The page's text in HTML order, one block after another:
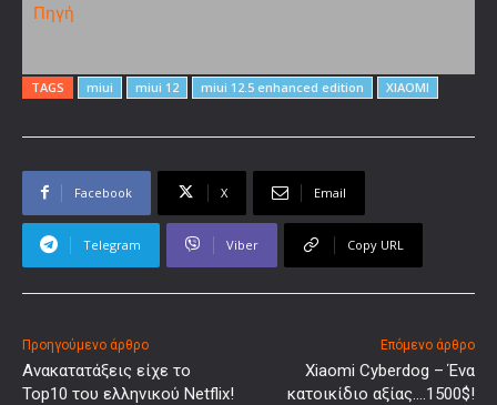
Πηγή
TAGS miui miui 12 miui 12.5 enhanced edition XIAOMI
Facebook X Email
Telegram Viber Copy URL
Προηγούμενο άρθρο
Ανακατατάξεις είχε το
Top10 του ελληνικού Netflix!
Επόμενο άρθρο
Xiaomi Cyberdog – Ένα
κατοικίδιο αξίας….1500$!